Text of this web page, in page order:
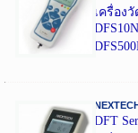
เครื่อง
DFT